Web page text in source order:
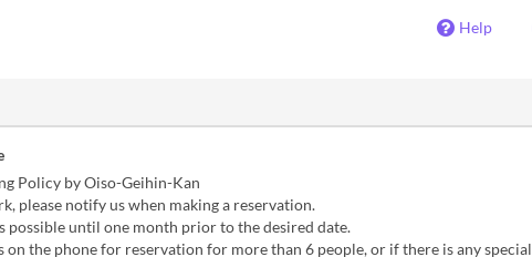
Help
Policy by Oiso-Geihin-Kan
please notify us when making a reservation.
possible until one month prior to the desired date.
on the phone for reservation for more than 6 people, or if there is any special